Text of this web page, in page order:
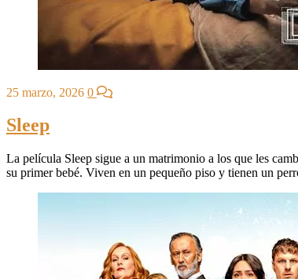
25 marzo, 2026 0
Sleep
La película Sleep sigue a un matrimonio a los que les
su primer bebé. Viven en un pequeño piso y tienen un